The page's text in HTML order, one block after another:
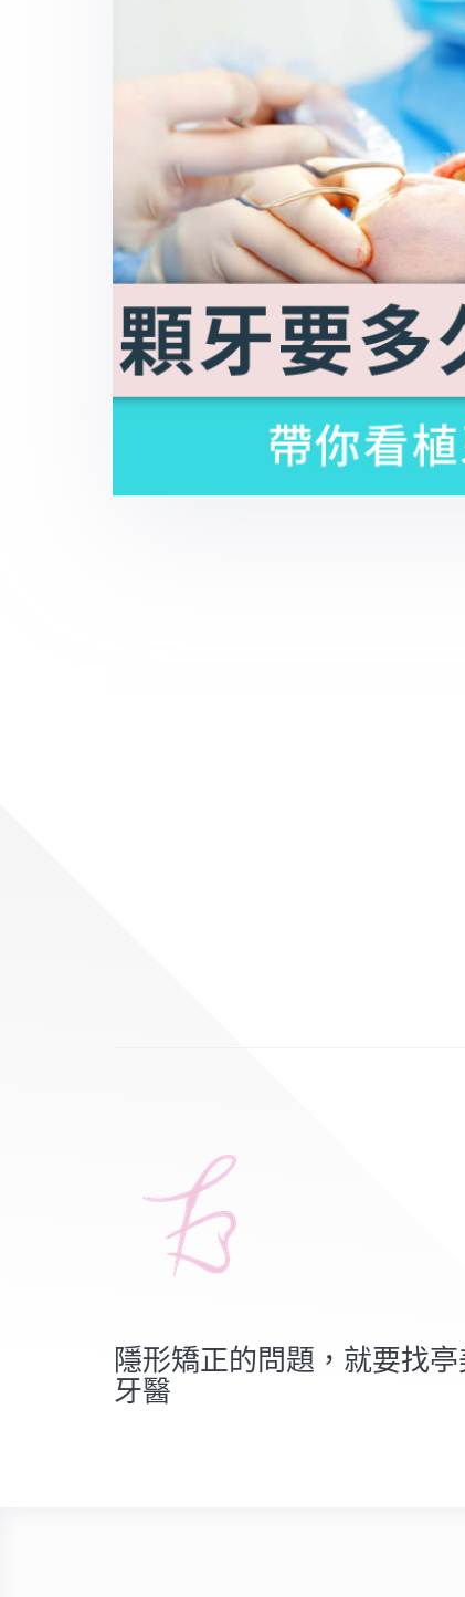
隱形矯正的問題，就要找亭
牙醫